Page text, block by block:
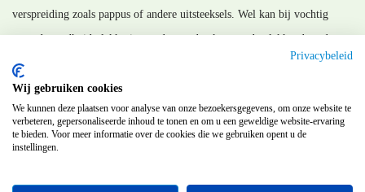
verspreiding zoals pappus of andere uitsteeksels. Wel kan bij vochtig
weer de zaadhuid plakkerig worden en dan kunnen de plakkende zaden
verspreid worden.
MM_211003
Privacybeleid
Wij gebruiken cookies
We kunnen deze plaatsen voor analyse van onze bezoekersgegevens, om onze website te
verbeteren, gepersonaliseerde inhoud te tonen en om u een geweldige website-ervaring
te bieden. Voor meer informatie over de cookies die we gebruiken opent u de
instellingen.